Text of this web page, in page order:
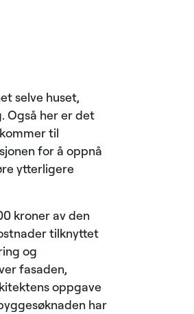
selve huset,
Også her er det
til
for å oppnå
ytterligere
kroner av den
tilknyttet
og
fasaden,
oppgave
har